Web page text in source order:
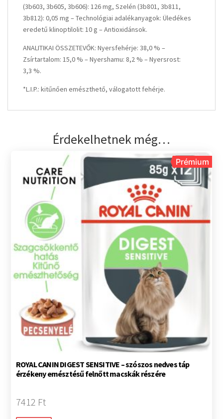
(3b603, 3b605, 3b606): 126 mg, Szelén (3b801, 3b811,
3b812): 0,05 mg – Technológiai adalékanyagok: Üledékes
eredetű klinoptilolit: 10 g – Antioxidánsok.
ANALITIKAI ÖSSZETEVŐK: Nyersfehérje: 38,0 % –
Zsírtartalom: 15,0 % – Nyershamu: 8,2 % – Nyersrost:
3,3 %.
*L.I.P.: kitűnően emészthető, válogatott fehérje.
Érdekelhetnek még…
Prémium
ROYAL CANIN DIGEST SENSITIVE – szószos nedves táp
érzékeny emésztésű felnőtt macskák részére
7412 Ft